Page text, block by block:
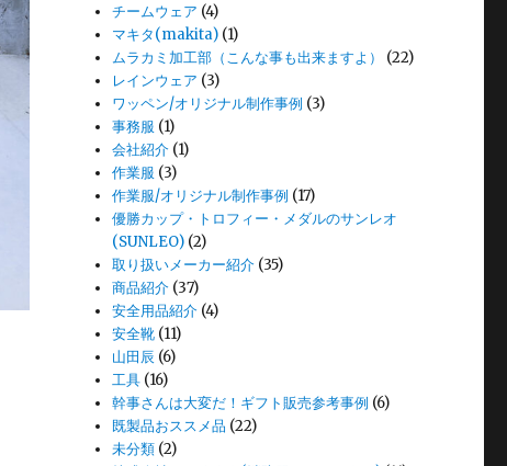
チームウェア (4)
マキタ(makita) (1)
ムラカミ加工部（こんな事も出来ますよ）
(22)
レインウェア (3)
ワッペン/オリジナル制作事例 (3)
事務服 (1)
会社紹介 (1)
作業服 (3)
作業服/オリジナル制作事例 (17)
優勝カップ・トロフィー・メダルのサンレオ
(SUNLEO) (2)
取り扱いメーカー紹介 (35)
商品紹介 (37)
安全用品紹介 (4)
安全靴 (11)
山田辰 (6)
工具 (16)
幹事さんは大変だ！ギフト販売参考事例 (6)
既製品おススメ品 (22)
未分類 (2)